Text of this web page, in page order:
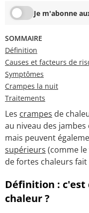
Je m'abonne
SOMMAIRE
Définition
Causes et facteurs de
Symptômes
Crampes la nuit
Traitements
Les crampes de
au niveau des
mais peuvent
supérieurs (comme
de fortes chaleurs
Définition : c'est
chaleur ?